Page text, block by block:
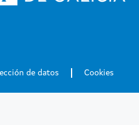
de datos Cookies